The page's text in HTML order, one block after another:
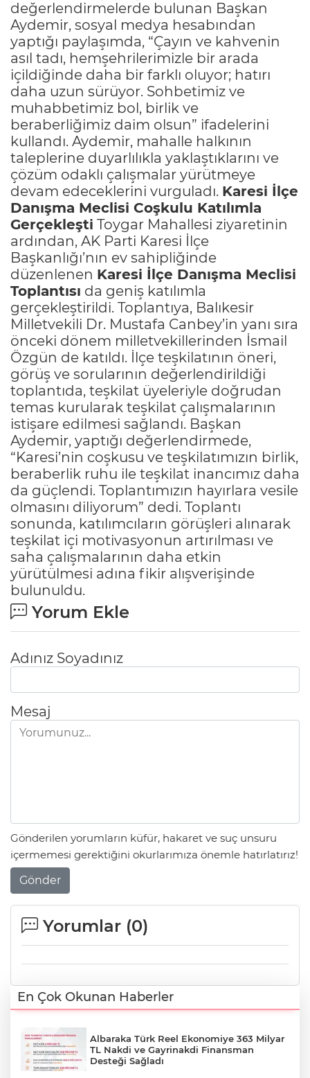
değerlendirmelerde bulunan Başkan
Aydemir, sosyal medya hesabından
yaptığı paylaşımda, “Çayın ve kahvenin
asıl tadı, hemşehrilerimizle bir arada
içildiğinde daha bir farklı oluyor; hatırı
daha uzun sürüyor. Sohbetimiz ve
muhabbetimiz bol, birlik ve
beraberliğimiz daim olsun” ifadelerini
kullandı. Aydemir, mahalle halkının
taleplerine duyarlılıkla yaklaştıklarını ve
çözüm odaklı çalışmalar yürütmeye
devam edeceklerini vurguladı. Karesi İlçe
Danışma Meclisi Coşkulu Katılımla
Gerçekleşti Toygar Mahallesi ziyaretinin
ardından, AK Parti Karesi İlçe
Başkanlığı’nın ev sahipliğinde
düzenlenen Karesi İlçe Danışma Meclisi
Toplantısı da geniş katılımla
gerçekleştirildi. Toplantıya, Balıkesir
Milletvekili Dr. Mustafa Canbey’in yanı sıra
önceki dönem milletvekillerinden İsmail
Özgün de katıldı. İlçe teşkilatının öneri,
görüş ve sorularının değerlendirildiği
toplantıda, teşkilat üyeleriyle doğrudan
temas kurularak teşkilat çalışmalarının
istişare edilmesi sağlandı. Başkan
Aydemir, yaptığı değerlendirmede,
“Karesi’nin coşkusu ve teşkilatımızın birlik,
beraberlik ruhu ile teşkilat inancımız daha
da güçlendi. Toplantımızın hayırlara vesile
olmasını diliyorum” dedi. Toplantı
sonunda, katılımcıların görüşleri alınarak
teşkilat içi motivasyonun artırılması ve
saha çalışmalarının daha etkin
yürütülmesi adına fikir alışverişinde
bulunuldu.
Yorum Ekle
Adınız Soyadınız
Mesaj
Gönderilen yorumların küfür, hakaret ve suç unsuru
içermemesi gerektiğini okurlarımıza önemle hatırlatırız!
Gönder
Yorumlar (0)
En Çok Okunan Haberler
Albaraka Türk Reel Ekonomiye 363 Milyar
TL Nakdi ve Gayrinakdi Finansman
Desteği Sağladı